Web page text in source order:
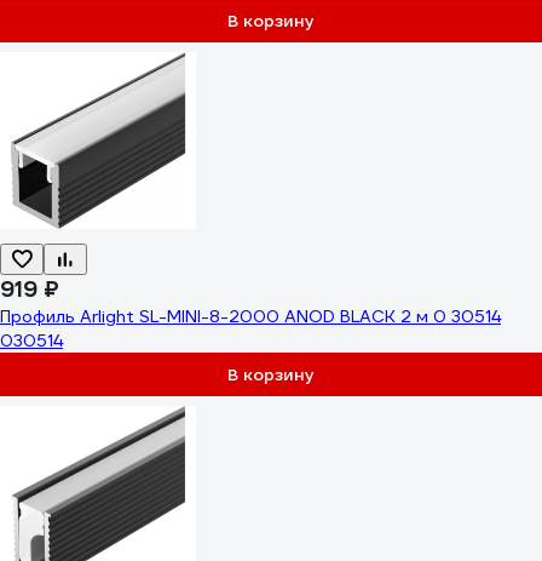
В корзину
919 ₽
Профиль Arlight SL-MINI-8-2000 ANOD BLACK 2 м 0 30514
030514
В корзину